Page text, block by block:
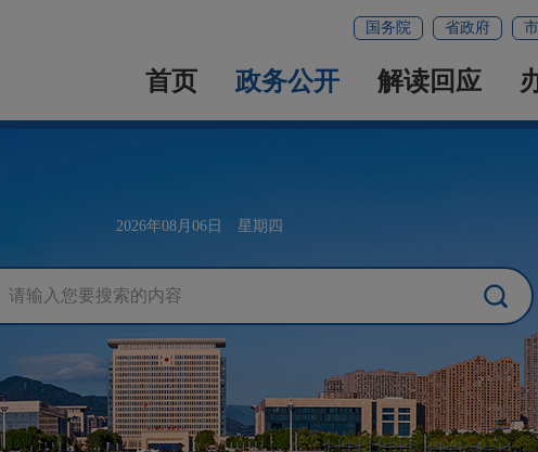
国务院 省政府
首页 政务公开 解读回应
2026年08月06日 星期四